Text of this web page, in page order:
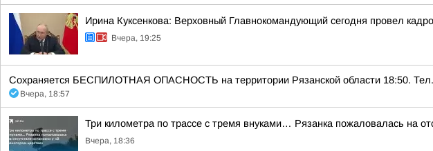
Ирина Куксенкова: Верховный Главнокомандующий сегодня провел
Вчера, 19:25
Сохраняется БЕСПИЛОТНАЯ ОПАСНОСТЬ на территории Рязанской области 18:50.
Вчера, 18:57
Три километра по трассе с тремя внуками… Рязанка пожаловалась на
Вчера, 18:36